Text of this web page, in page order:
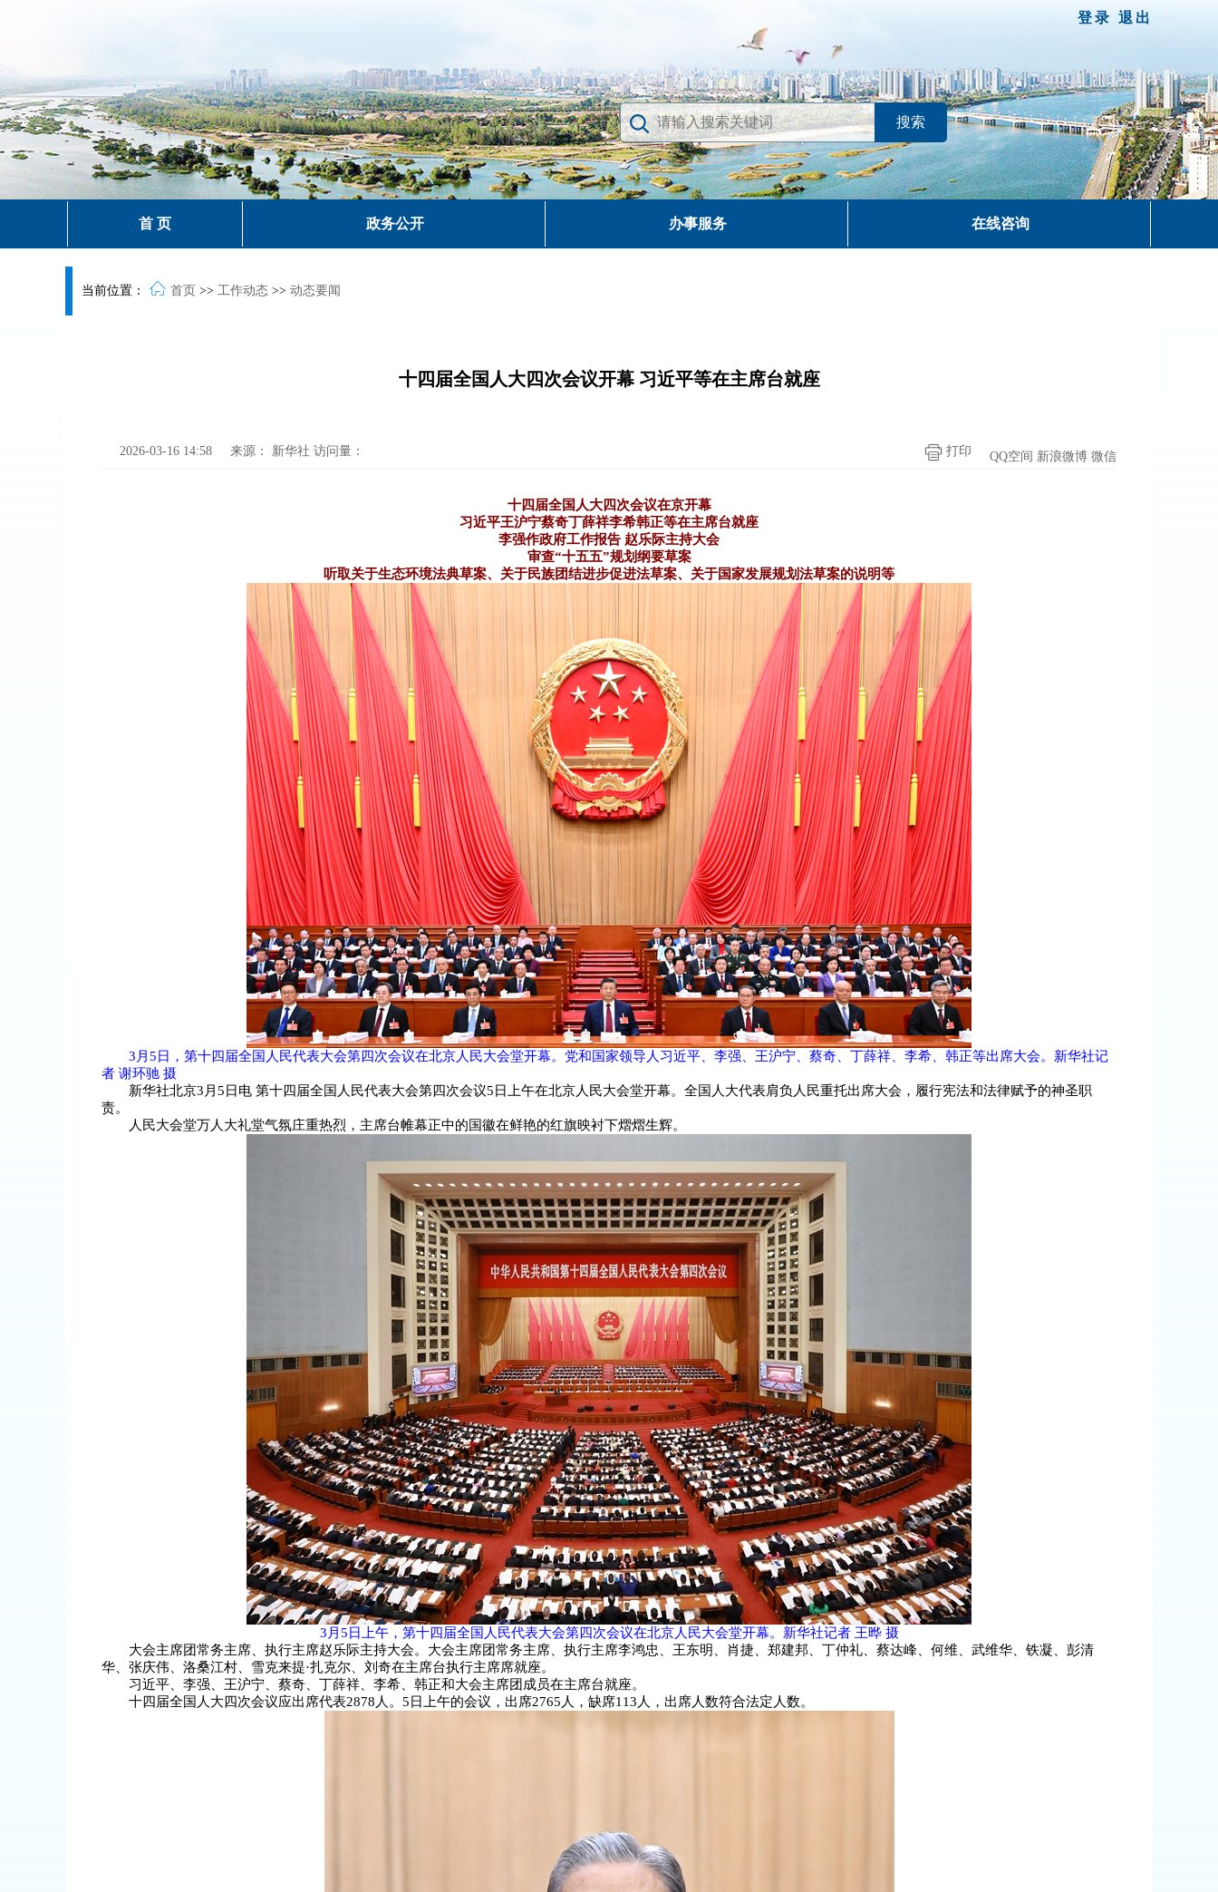
登录 退出
首 页 政务公开 办事服务 在线咨询
当前位置： 首页 >> 工作动态 >> 动态要闻
十四届全国人大四次会议开幕 习近平等在主席台就座
2026-03-16 14:58 来源： 新华社 访问量： 打印 QQ空间 新浪微博 微信
十四届全国人大四次会议在京开幕
习近平王沪宁蔡奇丁薛祥李希韩正等在主席台就座
李强作政府工作报告 赵乐际主持大会
审查“十五五”规划纲要草案
听取关于生态环境法典草案、关于民族团结进步促进法草案、关于国家发展规划法草案的说明等
3月5日，第十四届全国人民代表大会第四次会议在北京人民大会堂开幕。党和国家领导人习近平、李强、王沪宁、蔡奇、丁薛祥、李希、韩正等出席大会。新华社记
者 谢环驰 摄
新华社北京3月5日电 第十四届全国人民代表大会第四次会议5日上午在北京人民大会堂开幕。全国人大代表肩负人民重托出席大会，履行宪法和法律赋予的神圣职
责。
人民大会堂万人大礼堂气氛庄重热烈，主席台帷幕正中的国徽在鲜艳的红旗映衬下熠熠生辉。
3月5日上午，第十四届全国人民代表大会第四次会议在北京人民大会堂开幕。新华社记者 王晔 摄
大会主席团常务主席、执行主席赵乐际主持大会。大会主席团常务主席、执行主席李鸿忠、王东明、肖捷、郑建邦、丁仲礼、蔡达峰、何维、武维华、铁凝、彭清
华、张庆伟、洛桑江村、雪克来提·扎克尔、刘奇在主席台执行主席席就座。
习近平、李强、王沪宁、蔡奇、丁薛祥、李希、韩正和大会主席团成员在主席台就座。
十四届全国人大四次会议应出席代表2878人。5日上午的会议，出席2765人，缺席113人，出席人数符合法定人数。